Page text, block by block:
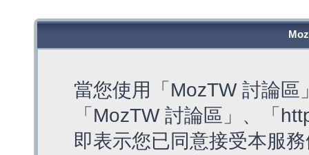
當您使用「MozTW 討論
「MozTW 討論區」、「
即表示您已同意接受本服